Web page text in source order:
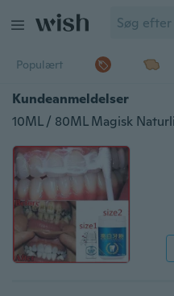
Populært
Kundeanmeldelser